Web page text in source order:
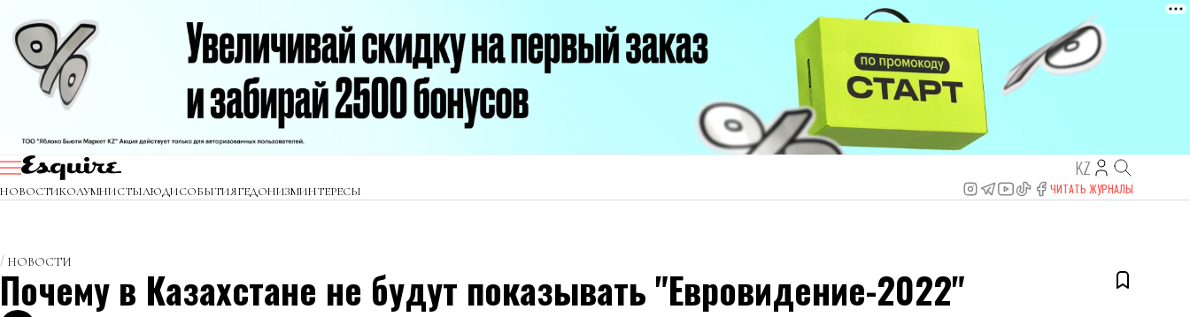
KZ
НОВОСТИКОЛУМНИСТЫЛЮДИСОБЫТИЯГЕДОНИЗМИНТЕРЕСЫ ЧИТАТЬ ЖУРНАЛЫ
НОВОСТИ
Почему в Казахстане не будут показывать "Евровидение-2022"